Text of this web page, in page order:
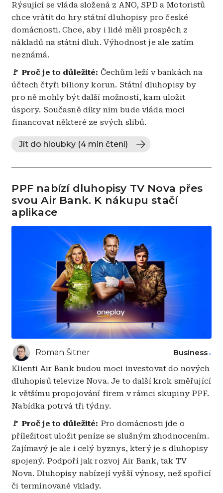
Rýsující se vláda složená z ANO, SPD a Motoristů
chce vrátit do hry státní dluhopisy pro české
domácnosti. Chce, aby i lidé měli prospěch z
nákladů na státní dluh. Výhodnost je ale zatím
neznámá.
🚩 Proč je to důležité: Čechům leží v bankách na
účtech čtyři biliony korun. Státní dluhopisy by
pro ně mohly být další možností, kam uložit
úspory. Současně díky nim bude vláda moci
financovat některé ze svých slibů.
Jít do hloubky (4 min čtení)
PPF nabízí dluhopisy TV Nova přes
svou Air Bank. K nákupu stačí
aplikace
Roman Šitner Business
Klienti Air Bank budou moci investovat do nových
dluhopisů televize Nova. Je to další krok směřující
k většímu propojování firem v rámci skupiny PPF.
Nabídka potrvá tři týdny.
🚩 Proč je to důležité: Pro domácnosti jde o
příležitost uložit peníze se slušným zhodnocením.
Zajímavý je ale i celý byznys, který je s dluhopisy
spojený. Podpoří jak rozvoj Air Bank, tak TV
Nova. Dluhopisy nabízejí vyšší výnosy, než spořicí
či termínované vklady.